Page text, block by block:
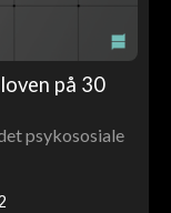
på 30
psykososiale